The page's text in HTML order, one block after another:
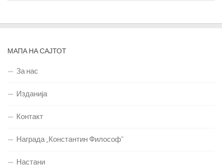
МАПА НА САЈТОТ
За нас
Изданија
Контакт
Награда „Константин Философ“
Настани